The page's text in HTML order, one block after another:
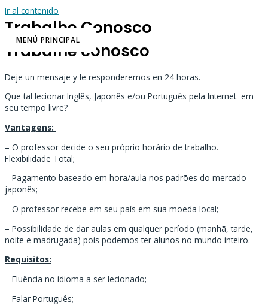
Ir al contenido
MENÚ PRINCIPAL
Trabalhe Conosco
Trabalhe conosco
Deje un mensaje y le responderemos en 24 horas.
Que tal lecionar Inglês, Japonês e/ou Português pela Internet em
seu tempo livre?
Vantagens:
– O professor decide o seu próprio horário de trabalho.
Flexibilidade Total;
– Pagamento baseado em hora/aula nos padrões do mercado
japonês;
– O professor recebe em seu país em sua moeda local;
– Possibilidade de dar aulas em qualquer período (manhã, tarde,
noite e madrugada) pois podemos ter alunos no mundo inteiro.
Requisitos:
– Fluência no idioma a ser lecionado;
– Falar Português;